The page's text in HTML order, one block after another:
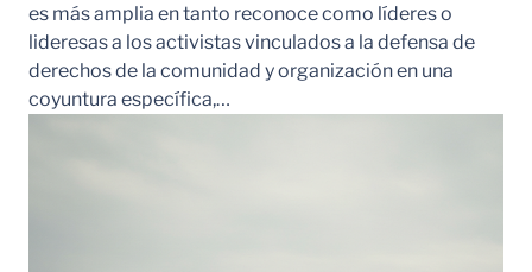
es más amplia en tanto reconoce como líderes o
lideresas a los activistas vinculados a la defensa de
derechos de la comunidad y organización en una
coyuntura específica,…